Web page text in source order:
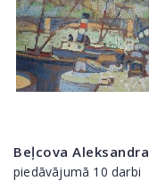
Beļcova Aleksandra
piedāvājumā 10 darbi